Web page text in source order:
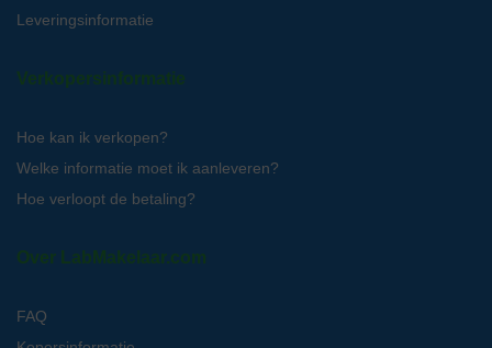
Leveringsinformatie
Verkopersinformatie
Hoe kan ik verkopen?
Welke informatie moet ik aanleveren?
Hoe verloopt de betaling?
Over LabMakelaar.com
FAQ